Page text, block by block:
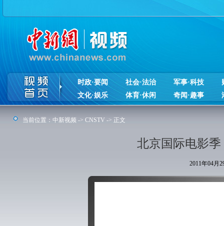
时政·要闻 社会·法治 军事·科技
文化·娱乐
体育·休闲 奇闻·趣事
当前位置： 中新视频 -> CNSTV -> 正文
北京国际电影
2011年04月